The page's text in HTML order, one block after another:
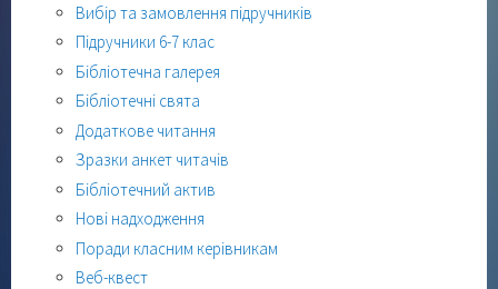
Вибір та замовлення підручників
Підручники 6-7 клас
Бібліотечна галерея
Бібліотечні свята
Додаткове читання
Зразки анкет читачів
Бібліотечний актив
Нові надходження
Поради класним керівникам
Веб-квест